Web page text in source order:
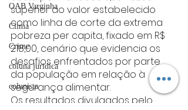
OAB Varginha
Clima
Crime
coluna juridica
colunista
superior ao valor estabelecido
como linha de corte da extrema
pobreza per capita, fixado em R$
218,00, cenário que evidencia os
desafios enfrentados por parte
da população em relação à
segurança alimentar.
Os resultados divulgados pelo